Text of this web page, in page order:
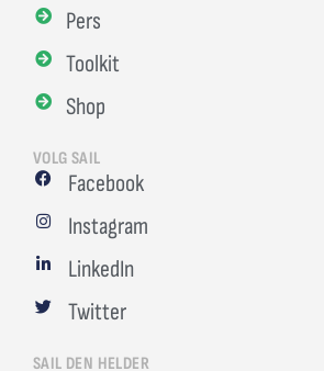
Pers
Toolkit
Shop
VOLG SAIL
Facebook
Instagram
LinkedIn
Twitter
SAIL DEN HELDER